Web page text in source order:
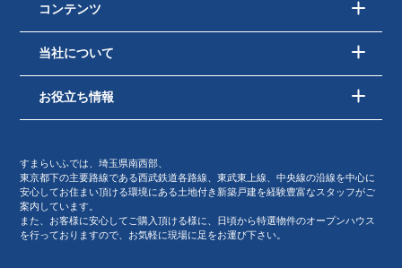
コンテンツ
当社について
お役立ち情報
すまらいふでは、埼玉県南西部、
東京都下の主要路線である西武鉄道各路線、東武東上線、中央線の沿線を中心に
安心してお住まい頂ける環境にある土地付き新築戸建を経験豊富なスタッフがご
案内しています。
また、お客様に安心してご購入頂ける様に、日頃から特選物件のオープンハウス
を行っておりますので、お気軽に現場に足をお運び下さい。